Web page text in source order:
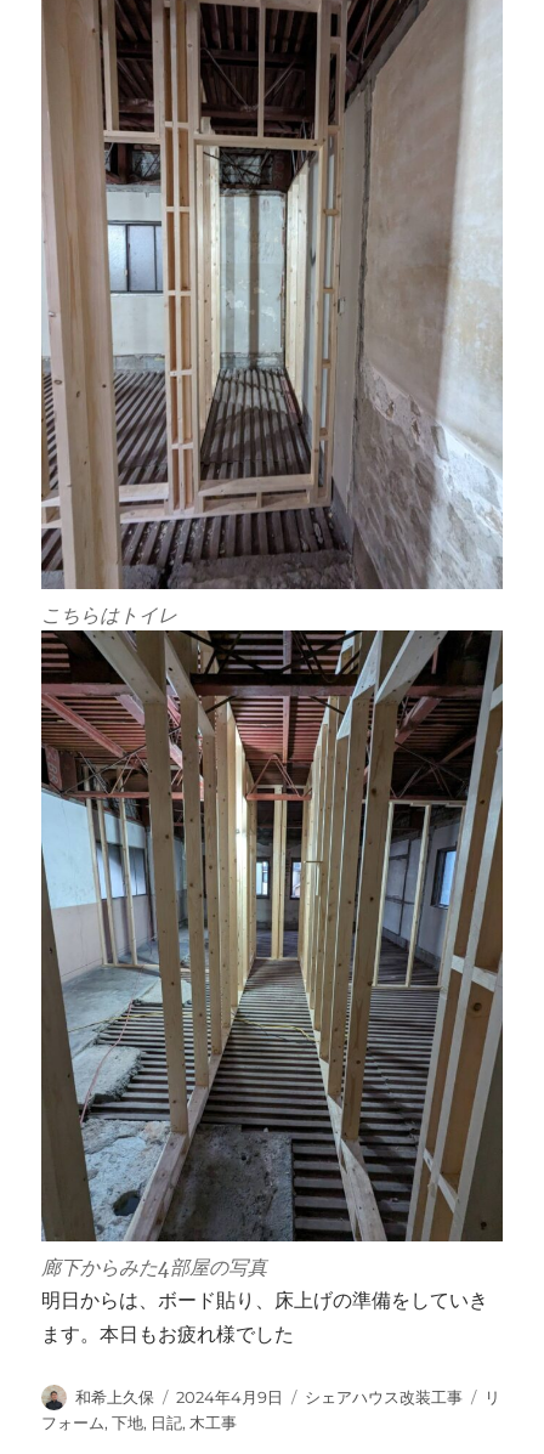
こちらはトイレ
廊下からみた4部屋の写真
明日からは、ボード貼り、床上げの準備をしていき
ます。本日もお疲れ様でした
投
稿
和希上久保
投
稿
2024年4月9日
カ
シェアハウス改装工事
タ
リ
フォーム,下地, 日記, 木工事